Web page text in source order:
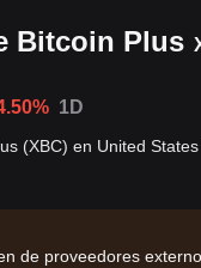
Bitcoin Plus
1D
(XBC) en United
de proveedores